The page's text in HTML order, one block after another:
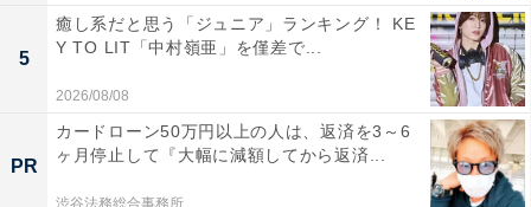
県)、「360年以上の歴史を持つ久留米市の花火大会で、
西日本でも屈指の規模を誇るこの大会では、約1万5000
発の花火が夏の夜空を華やかに彩るからです」(60代女性
／愛知県)といった声が集まりました。
※回答者からのコメントは原文ママです
5
癒し系だと思う「ジュニア」ランキング！ KE
Y TO LIT「中村嶺亜」を僅差で...
2026/08/08
PR
カードローン50万円以上の人は、返済を3～6
ヶ月停止して『大幅に減額してから返済...
渋谷法務総合事務所